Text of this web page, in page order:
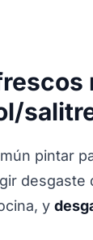
pintar
desgaste
y